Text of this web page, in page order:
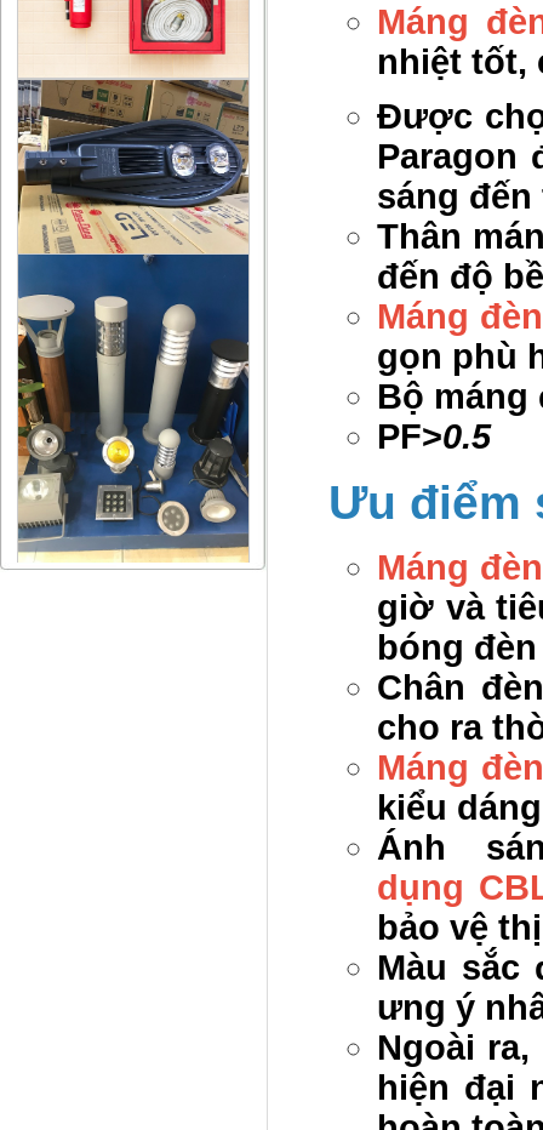
Máng
nhiệt tốt,
Được
Paragon
sáng
Thân
đến độ
Máng
gọn phù
Bộ
PF>0.5
Ưu điểm
Máng
giờ và
bóng
Chân
cho ra
Máng
kiểu
Ánh
dụng
bảo vệ
Màu sắc
ưng ý
Ngoài
hiện đại